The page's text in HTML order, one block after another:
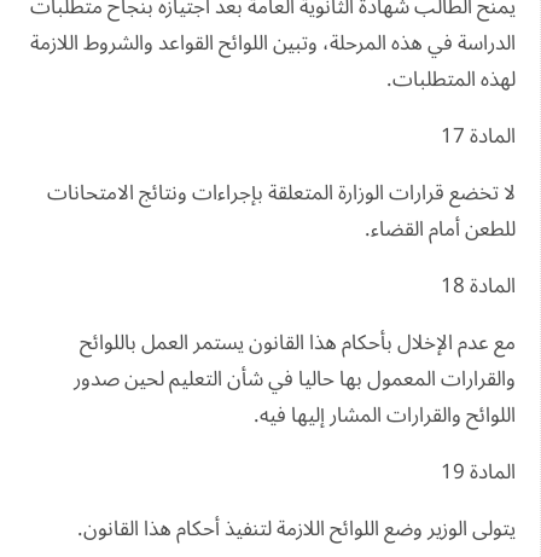
الدراسة في هذه المرحلة، وتبين اللوائح القواعد والشروط اللازمة
لهذه المتطلبات.
المادة 17
لا تخضع قرارات الوزارة المتعلقة بإجراءات ونتائج الامتحانات
للطعن أمام القضاء.
المادة 18
مع عدم الإخلال بأحكام هذا القانون يستمر العمل باللوائح
والقرارات المعمول بها حاليا في شأن التعليم لحين صدور
اللوائح والقرارات المشار إليها فيه.
المادة 19
يتولى الوزير وضع اللوائح اللازمة لتنفيذ أحكام هذا القانون.